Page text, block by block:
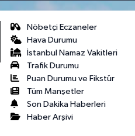
Nöbetçi Eczaneler
Hava Durumu
İstanbul Namaz Vakitleri
Trafik Durumu
Puan Durumu ve Fikstür
Tüm Manşetler
Son Dakika Haberleri
Haber Arşivi